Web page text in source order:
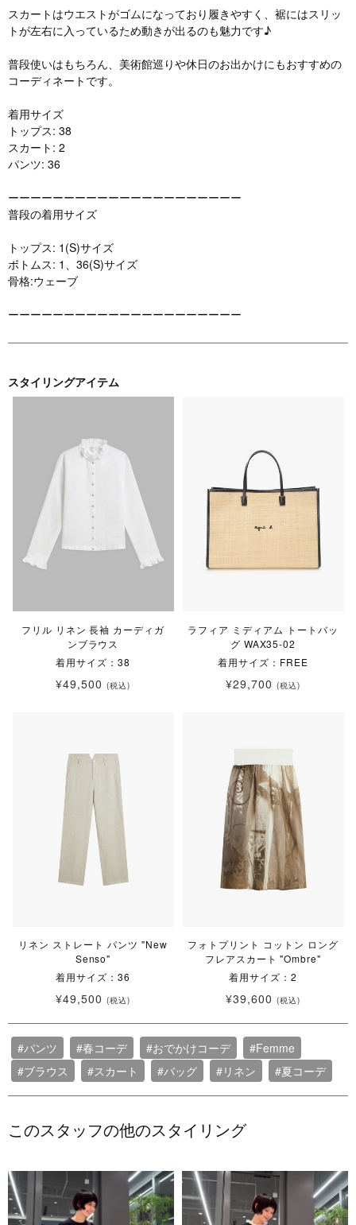
スカートはウエストがゴムになっており履きやすく、裾にはスリッ
トが左右に入っているため動きが出るのも魅力です♪
普段使いはもちろん、美術館巡りや休日のお出かけにもおすすめの
コーディネートです。
着用サイズ
トップス: 38
スカート: 2
パンツ: 36
ーーーーーーーーーーーーーーーーーーーーー
普段の着用サイズ
トップス: 1(S)サイズ
ボトムス: 1、36(S)サイズ
骨格:ウェーブ
ーーーーーーーーーーーーーーーーーーーーー
スタイリングアイテム
フリル リネン 長袖 カーディガ
ンブラウス
着用サイズ：38
¥49,500 (税込)
ラフィア ミディアム トートバッ
グ WAX35-02
着用サイズ：FREE
¥29,700 (税込)
リネン ストレート パンツ "New
Senso"
着用サイズ：36
¥49,500 (税込)
フォトプリント コットン ロング
フレアスカート "Ombre"
着用サイズ：2
¥39,600 (税込)
#パンツ #春コーデ #おでかけコーデ
#Femme
#ブラウス
#スカート #バッグ #リネン #夏コーデ
このスタッフの他のスタイリング